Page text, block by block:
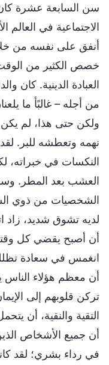
سن السابعة عشرة كان
الاجتماعية في
أنفق على نفسه من
خصص الكثير من
العبادة الدينية. كان
من أجله – غالبًأ ما
ولكن حتى هذا، لم
نهمه وتعطشه للبر.
النكسات في خبراته،
العشب بعد المطر.
الشخصيات من ذوي
لديه تشوق شديد، زاد
أن أصبح يقضي كل وقته
انغمس في سعادة
أن معظم هؤلاء الناس
تركن قلوبهم إلى
التقية والنقية، أن
أن جميع الأشخاص
في رداء بشري؛ لقد